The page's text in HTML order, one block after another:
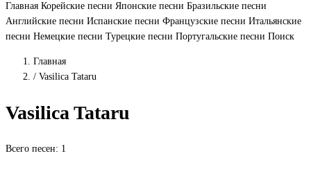
Главная Корейские песни Японские песни Бразильские песни
Английские песни Испанские песни Французские песни Итальянские
песни Немецкие песни Турецкие песни Португальские песни Поиск
Главная
/ Vasilica Tataru
Vasilica Tataru
Всего песен: 1